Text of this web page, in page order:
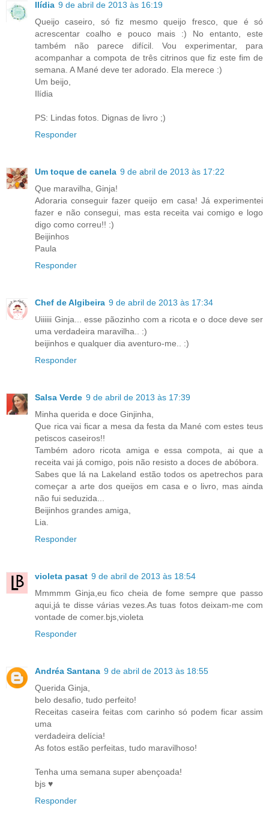
Ilídia 9 de abril de 2013 às 16:19
Queijo caseiro, só fiz mesmo queijo fresco, que é só
acrescentar coalho e pouco mais :) No entanto, este
também não parece difícil. Vou experimentar, para
acompanhar a compota de três citrinos que fiz este fim de
semana. A Mané deve ter adorado. Ela merece :)
Um beijo,
Ilídia
PS: Lindas fotos. Dignas de livro ;)
Responder
Um toque de canela 9 de abril de 2013 às 17:22
Que maravilha, Ginja!
Adoraria conseguir fazer queijo em casa! Já experimentei
fazer e não consegui, mas esta receita vai comigo e logo
digo como correu!! :)
Beijinhos
Paula
Responder
Chef de Algibeira 9 de abril de 2013 às 17:34
Uiiiiii Ginja... esse pãozinho com a ricota e o doce deve ser
uma verdadeira maravilha.. :)
beijinhos e qualquer dia aventuro-me.. :)
Responder
Salsa Verde 9 de abril de 2013 às 17:39
Minha querida e doce Ginjinha,
Que rica vai ficar a mesa da festa da Mané com estes teus
petiscos caseiros!!
Também adoro ricota amiga e essa compota, ai que a
receita vai já comigo, pois não resisto a doces de abóbora.
Sabes que lá na Lakeland estão todos os apetrechos para
começar a arte dos queijos em casa e o livro, mas ainda
não fui seduzida...
Beijinhos grandes amiga,
Lia.
Responder
violeta pasat 9 de abril de 2013 às 18:54
Mmmmm Ginja,eu fico cheia de fome sempre que passo
aqui,já te disse várias vezes.As tuas fotos deixam-me com
vontade de comer.bjs,violeta
Responder
Andréa Santana 9 de abril de 2013 às 18:55
Querida Ginja,
belo desafio, tudo perfeito!
Receitas caseira feitas com carinho só podem ficar assim
uma
verdadeira delícia!
As fotos estão perfeitas, tudo maravilhoso!
Tenha uma semana super abençoada!
bjs ♥
Responder